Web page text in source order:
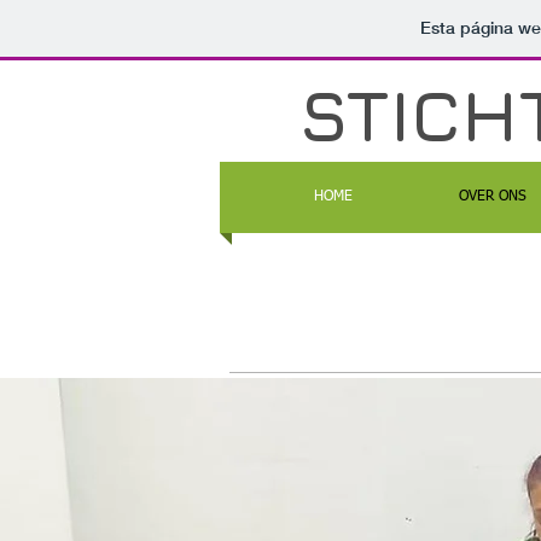
Esta página
HOME OVER ONS